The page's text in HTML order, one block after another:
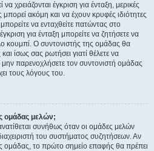
χρειάζονται έγκριση για ένταξη, μερικές
μπορεί ακόμη και να έχουν κρυφές ιδιότητες
να ενταχθείτε πατώντας στο
για ένταξη μπορείτε να ζητήσετε να
κουμπί. Ο συντονιστής της ομάδας θα
ίσως σας ρωτήσει γιατί θέλετε να
παρενοχλήσετε τον συντονιστή ομάδας
τους λόγους του.
ομάδας μελών;
συνήθως όταν οι ομάδες μελών
του συστήματος συζητήσεων. Αν
ομάδας, το πρώτο σημείο επαφής θα πρέπει